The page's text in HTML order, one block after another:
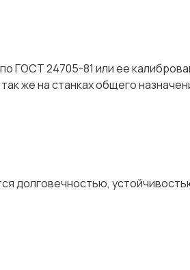
ГОСТ 24705-81 или ее
же на станках общего
долговечностью,